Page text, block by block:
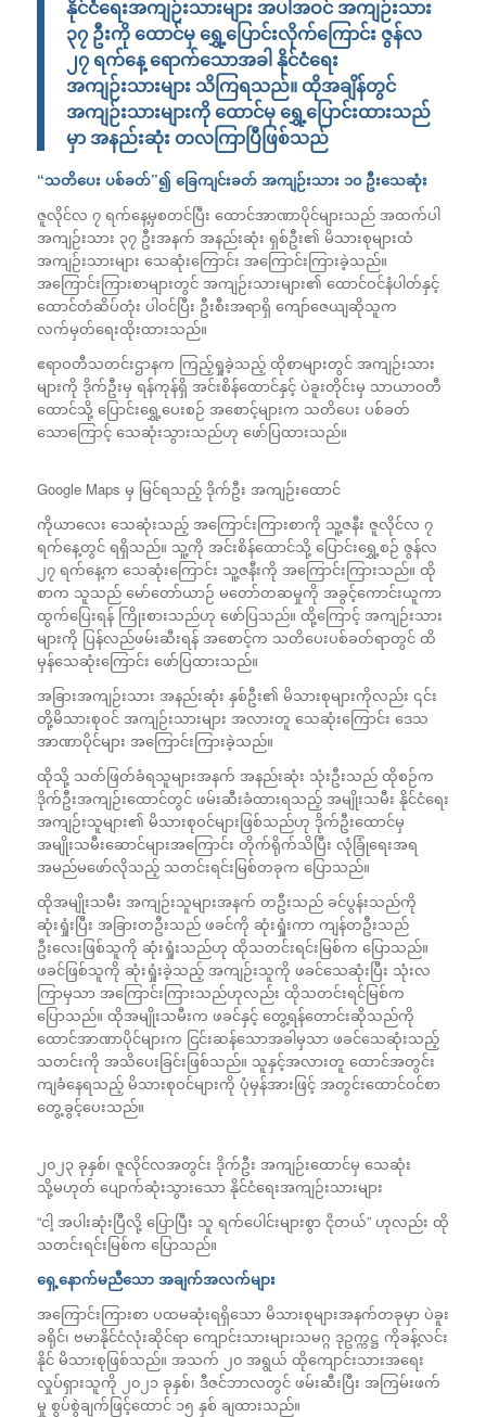
နိုင်ငံရေးအကျဉ်းသားများ အပါအဝင် အကျဉ်းသား
၃၇ ဦးကို ထောင်မှ ရွှေ့ပြောင်းလိုက်ကြောင်း ဇွန်လ
၂၇ ရက်နေ့ ရောက်သောအခါ နိုင်ငံရေး
အကျဉ်းသားများ သိကြရသည်။ ထိုအချိန်တွင်
အကျဉ်းသားများကို ထောင်မှ ရွှေ့ပြောင်းထားသည်
မှာ အနည်းဆုံး တလကြာပြီဖြစ်သည်
“သတိပေး ပစ်ခတ်”၍ ခြေကျင်းခတ် အကျဉ်းသား ၁၀ ဦးသေဆုံး
ဇူလိုင်လ ၇ ရက်နေ့မှစတင်ပြီး ထောင်အာဏာပိုင်များသည် အထက်ပါ
အကျဉ်းသား ၃၇ ဦးအနက် အနည်းဆုံး ရှစ်ဦး၏ မိသားစုများထံ
အကျဉ်းသားများ သေဆုံးကြောင်း အကြောင်းကြားခဲ့သည်။
အကြောင်းကြားစာများတွင် အကျဉ်းသားများ၏ ထောင်ဝင်နံပါတ်နှင့်
ထောင်တံဆိပ်တုံး ပါဝင်ပြီး ဦးစီးအရာရှိ ကျော်ဇေယျဆိုသူက
လက်မှတ်ရေးထိုးထားသည်။
ဧရာဝတီသတင်းဌာနက ကြည့်ရှုခဲ့သည့် ထိုစာများတွင် အကျဉ်းသား
များကို ဒိုက်ဦးမှ ရန်ကုန်ရှိ အင်းစိန်ထောင်နှင့် ပဲခူးတိုင်းမှ သာယာဝတီ
ထောင်သို့ ပြောင်းရွှေ့ပေးစဉ် အစောင့်များက သတိပေး ပစ်ခတ်
သောကြောင့် သေဆုံးသွားသည်ဟု ဖော်ပြထားသည်။
Google Maps မှ မြင်ရသည့် ဒိုက်ဦး အကျဉ်းထောင်
ကိုယာလေး သေဆုံးသည့် အကြောင်းကြားစာကို သူ့ဇနီး ဇူလိုင်လ ၇
ရက်နေ့တွင် ရရှိသည်။ သူ့ကို အင်းစိန်ထောင်သို့ ပြောင်းရွှေ့စဉ် ဇွန်လ
၂၇ ရက်နေ့က သေဆုံးကြောင်း သူ့ဇနီးကို အကြောင်းကြားသည်။ ထို
စာက သူသည် မော်တော်ယာဉ် မတော်တဆမှုကို အခွင့်ကောင်းယူကာ
ထွက်ပြေးရန် ကြိုးစားသည်ဟု ဖော်ပြသည်။ ထို့ကြောင့် အကျဉ်းသား
များကို ပြန်လည်ဖမ်းဆီးရန် အစောင့်က သတိပေးပစ်ခတ်ရာတွင် ထိ
မှန်သေဆုံးကြောင်း ဖော်ပြထားသည်။
အခြားအကျဉ်းသား အနည်းဆုံး နှစ်ဦး၏ မိသားစုများကိုလည်း ၎င်း
တို့မိသားစုဝင် အကျဉ်းသားများ အလားတူ သေဆုံးကြောင်း ဒေသ
အာဏာပိုင်များ အကြောင်းကြားခဲ့သည်။
ထိုသို့ သတ်ဖြတ်ခံရသူများအနက် အနည်းဆုံး သုံးဦးသည် ထိုစဉ်က
ဒိုက်ဦးအကျဉ်းထောင်တွင် ဖမ်းဆီးခံထားရသည့် အမျိုးသမီး နိုင်ငံရေး
အကျဉ်းသူများ၏ မိသားစုဝင်များဖြစ်သည်ဟု ဒိုက်ဦးထောင်မှ
အမျိုးသမီးဆောင်များအကြောင်း တိုက်ရိုက်သိပြီး လုံခြုံရေးအရ
အမည်မဖော်လိုသည့် သတင်းရင်းမြစ်တခုက ပြောသည်။
ထိုအမျိုးသမီး အကျဉ်းသူများအနက် တဦးသည် ခင်ပွန်းသည်ကို
ဆုံးရှုံးပြီး အခြားတဦးသည် ဖခင်ကို ဆုံးရှုံးကာ ကျန်တဦးသည်
ဦးလေးဖြစ်သူကို ဆုံးရှုံးသည်ဟု ထိုသတင်းရင်းမြစ်က ပြောသည်။
ဖခင်ဖြစ်သူကို ဆုံးရှုံးခဲ့သည့် အကျဉ်းသူကို ဖခင်သေဆုံးပြီး သုံးလ
ကြာမှသာ အကြောင်းကြားသည်ဟုလည်း ထိုသတင်းရင်မြစ်က
ပြောသည်။ ထိုအမျိုးသမီးက ဖခင်နှင့် တွေ့ရန်တောင်းဆိုသည်ကို
ထောင်အာဏာပိုင်များက ငြင်းဆန်သောအခါမှသာ ဖခင်သေဆုံးသည့်
သတင်းကို အသိပေးခြင်းဖြစ်သည်။ သူနှင့်အလားတူ ထောင်အတွင်း
ကျခံနေရသည့် မိသားစုဝင်များကို ပုံမှန်အားဖြင့် အတွင်းထောင်ဝင်စာ
တွေ့ခွင့်ပေးသည်။
၂၀၂၃ ခုနှစ်၊ ဇူလိုင်လအတွင်း ဒိုက်ဦး အကျဉ်းထောင်မှ သေဆုံး
သို့မဟုတ် ပျောက်ဆုံးသွားသော နိုင်ငံရေးအကျဉ်းသားများ
“ငါ့ အပါးဆုံးပြီလို့ ပြောပြီး သူ ရက်ပေါင်းများစွာ ငိုတယ်” ဟုလည်း ထို
သတင်းရင်းမြစ်က ပြောသည်။
ရှေ့နောက်မညီသော အချက်အလက်များ
အကြောင်းကြားစာ ပထမဆုံးရရှိသော မိသားစုများအနက်တခုမှာ ပဲခူး
ခရိုင်၊ ဗမာနိုင်ငံလုံးဆိုင်ရာ ကျောင်းသားများသမဂ္ဂ ဒုဥက္ကဋ္ဌ ကိုခန့်လင်း
နိုင် မိသားစုဖြစ်သည်။ အသက် ၂၀ အရွယ် ထိုကျောင်းသားအရေး
လှုပ်ရှားသူကို ၂၀၂၁ ခုနှစ်၊ ဒီဇင်ဘာလတွင် ဖမ်းဆီးပြီး အကြမ်းဖက်
မှု စွပ်စွဲချက်ဖြင့်ထောင် ၁၅ နှစ် ချထားသည်။